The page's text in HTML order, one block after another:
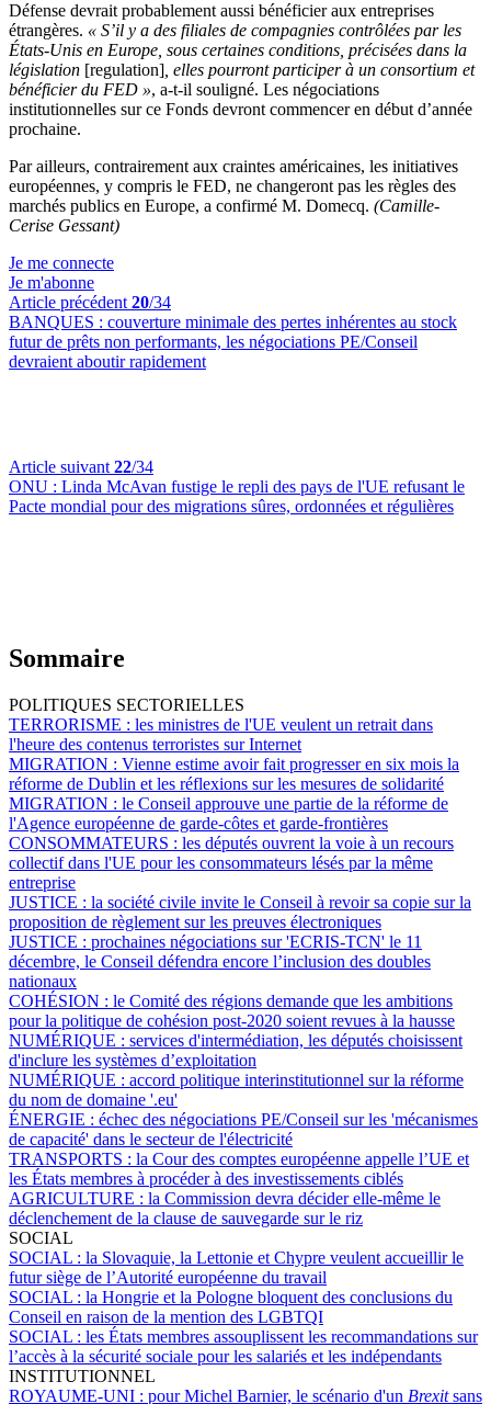
Défense devrait probablement aussi bénéficier aux entreprises
étrangères. « S’il y a des filiales de compagnies contrôlées par les
États-Unis en Europe, sous certaines conditions, précisées dans la
législation [regulation] , elles pourront participer à un consortium et
bénéficier du FED », a-t-il souligné. Les négociations
institutionnelles sur ce Fonds devront commencer en début d’année
prochaine.
Par ailleurs, contrairement aux craintes américaines, les initiatives
européennes, y compris le FED, ne changeront pas les règles des
marchés publics en Europe, a confirmé M. Domecq. (Camille-
Cerise Gessant)
Je me connecte
Je m'abonne
Article précédent 20/34
BANQUES : couverture minimale des pertes inhérentes au stock
futur de prêts non performants, les négociations PE/Conseil
devraient aboutir rapidement
Article suivant 22/34
ONU : Linda McAvan fustige le repli des pays de l'UE refusant le
Pacte mondial pour des migrations sûres, ordonnées et régulières
Sommaire
POLITIQUES SECTORIELLES
TERRORISME : les ministres de l'UE veulent un retrait dans
l'heure des contenus terroristes sur Internet
MIGRATION : Vienne estime avoir fait progresser en six mois la
réforme de Dublin et les réflexions sur les mesures de solidarité
MIGRATION : le Conseil approuve une partie de la réforme de
l'Agence européenne de garde-côtes et garde-frontières
CONSOMMATEURS : les députés ouvrent la voie à un recours
collectif dans l'UE pour les consommateurs lésés par la même
entreprise
JUSTICE : la société civile invite le Conseil à revoir sa copie sur la
proposition de règlement sur les preuves électroniques
JUSTICE : prochaines négociations sur 'ECRIS-TCN' le 11
décembre, le Conseil défendra encore l’inclusion des doubles
nationaux
COHÉSION : le Comité des régions demande que les ambitions
pour la politique de cohésion post-2020 soient revues à la hausse
NUMÉRIQUE : services d'intermédiation, les députés choisissent
d'inclure les systèmes d’exploitation
NUMÉRIQUE : accord politique interinstitutionnel sur la réforme
du nom de domaine '.eu'
ÉNERGIE : échec des négociations PE/Conseil sur les 'mécanismes
de capacité' dans le secteur de l'électricité
TRANSPORTS : la Cour des comptes européenne appelle l’UE et
les États membres à procéder à des investissements ciblés
AGRICULTURE : la Commission devra décider elle-même le
déclenchement de la clause de sauvegarde sur le riz
SOCIAL
SOCIAL : la Slovaquie, la Lettonie et Chypre veulent accueillir le
futur siège de l’Autorité européenne du travail
SOCIAL : la Hongrie et la Pologne bloquent des conclusions du
Conseil en raison de la mention des LGBTQI
SOCIAL : les États membres assouplissent les recommandations sur
l’accès à la sécurité sociale pour les salariés et les indépendants
INSTITUTIONNEL
ROYAUME-UNI : pour Michel Barnier, le scénario d'un Brexitsans